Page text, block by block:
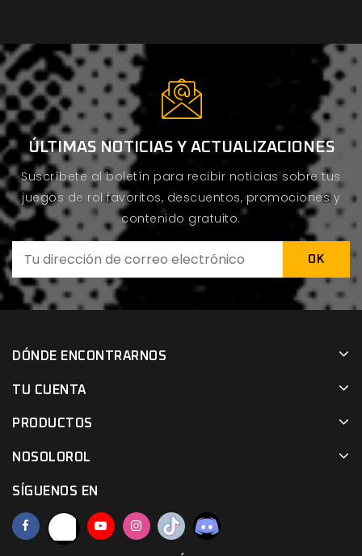
ÚLTIMAS NOTICIAS Y ACTUALIZACIONES
Suscríbete al boletín para recibir noticias sobre tus
juegos de rol favoritos, descuentos, promociones y
contenido gratuito.
DÓNDE ENCONTRARNOS
TU CUENTA
PRODUCTOS
NOSOLOROL
SÍGUENOS EN